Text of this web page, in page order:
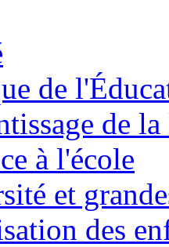
de
de
à l'école
et
des